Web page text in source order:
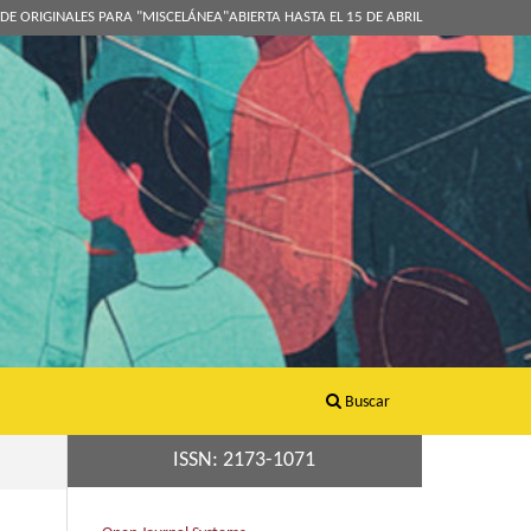
Buscar
ORIGINALES PARA "MISCELÁNEA"ABIERTA HASTA EL 15 DE ABRIL
ISSN: 2173-1071